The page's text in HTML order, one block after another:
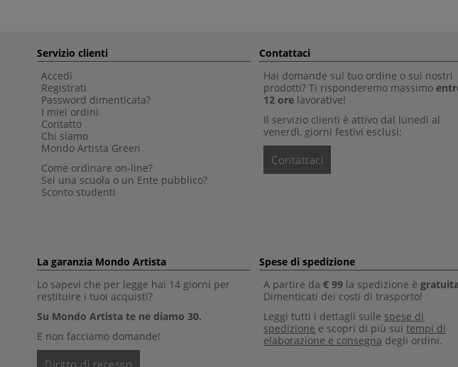
Servizio clienti
Accedi
Registrati
Password dimenticata?
I miei ordini
Contatto
Chi siamo
Mondo Artista Green
Come ordinare on-line?
Sei una scuola o un Ente pubblico?
Sconto studenti
Contattaci
Hai domande sul tuo ordine o sui nostri
prodotti? Ti risponderemo massimo
12 ore lavorative!
Il servizio clienti è attivo dal lunedì al
venerdì, giorni festivi esclusi:
Contattaci
La garanzia Mondo Artista
Lo sapevi che per legge hai 14 giorni per
restituire i tuoi acquisti?
Su Mondo Artista te ne diamo 30.
E non facciamo domande!
Diritto di recesso
Spese di spedizione
A partire da € 99 la spedizione è
Dimenticati dei costi di trasporto!
Leggi tutti i dettagli sulle spese di
spedizione e scopri di più sui tempi di
elaborazione e consegna degli ordini.